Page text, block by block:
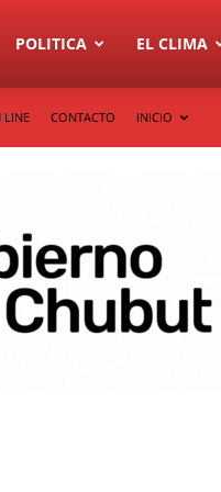
POLITICA EL CLIMA
LINE CONTACTO INICIO